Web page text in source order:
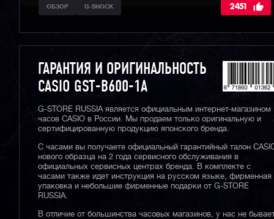
ОБЗОР G-SHOCK 2451
ГАРАНТИЯ И ОРИГИНАЛЬНОСТЬ
CASIO GST-B600-1A
G-STORE RUSSIA является официальным интернет-магазином
часов CASIO в России. Мы продаем только оригинальную и
сертифицированную продукцию японского бренда.
С часами вы получаете официальный гарантийный талон
нового образца на 2 года сервисного обслуживания в
официальных сервисных центрах бренда. В комплекте с
часами также идет инструкция на русском языке, фирменная
упаковка и небольшие фирменные подарки от G-STORE
RUSSIA.
В отличие от большинства часовых магазинов, у нас не